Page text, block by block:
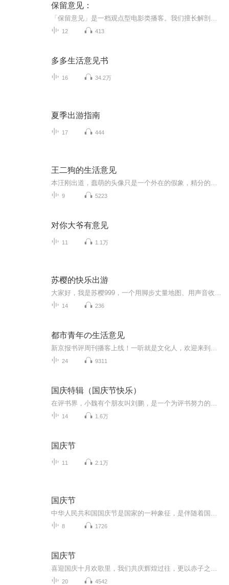
保留意见：
12 413
多多生活意见书
16 34.2万
夏季出游指南
17 444
王二狗的生活意见
9 5223
对你大爷有意见
11 1.1万
苏樱的快乐出游
14 236
都市青年の生活意见
24 9311
国庆特辑（国庆节快乐）
14 1.6万
国庆节
11 2.1万
国庆节
8 1726
国庆节
20 4542